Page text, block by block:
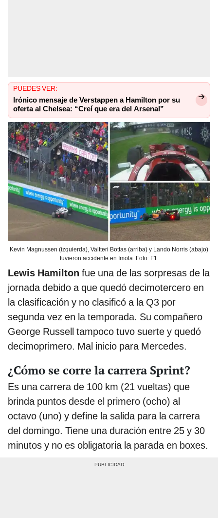
PUEDES VER:
Irónico mensaje de Verstappen a Hamilton por su
oferta al Chelsea: “Creí que era del Arsenal”
Kevin Magnussen (izquierda), Valtteri Bottas (arriba) y Lando Norris (abajo)
tuvieron accidente en Imola. Foto: F1.
Lewis Hamilton fue una de las sorpresas de la
jornada debido a que quedó decimotercero en
la clasificación y no clasificó a la Q3 por
segunda vez en la temporada. Su compañero
George Russell tampoco tuvo suerte y quedó
decimoprimero. Mal inicio para Mercedes.
¿Cómo se corre la carrera Sprint?
Es una carrera de 100 km (21 vueltas) que
brinda puntos desde el primero (ocho) al
octavo (uno) y define la salida para la carrera
del domingo. Tiene una duración entre 25 y 30
minutos y no es obligatoria la parada en boxes.